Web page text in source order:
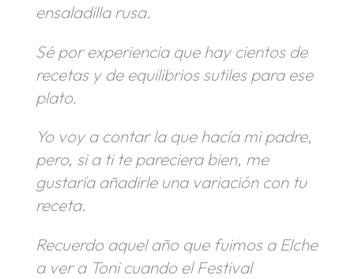
ensaladilla rusa.
Sé por experiencia que hay cientos de
recetas y de equilibrios sutiles para ese
plato.
Yo voy a contar la que hacía mi padre,
pero, si a ti te pareciera bien, me
gustaría añadirle una variación con tu
receta.
Recuerdo aquel año que fuimos a Elche
a ver a Toni cuando el Festival